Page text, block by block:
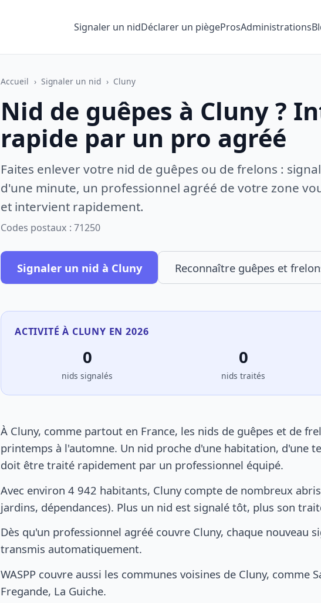
Signaler un nidDéclarer un piègeProsAdministrations
Accueil › Signaler un nid › Cluny
Nid de guêpes à Cluny ?
rapide par un pro agréé
Faites enlever votre nid de guêpes ou de frelons :
d'une minute, un professionnel agréé de votre zone
et intervient rapidement.
Codes postaux : 71250
Signaler un nid à Cluny Reconnaître guêpes et
ACTIVITÉ À CLUNY EN 2026
0
nids signalés
0
nids traités
À Cluny, comme partout en France, les nids de guêpes et de
printemps à l'automne. Un nid proche d'une habitation, d'une
doit être traité rapidement par un professionnel équipé.
Avec environ 4 942 habitants, Cluny compte de nombreux
jardins, dépendances). Plus un nid est signalé tôt, plus son
Dès qu'un professionnel agréé couvre Cluny, chaque nouveau
transmis automatiquement.
WASPP couvre aussi les communes voisines de Cluny, comme
Fregande, La Guiche.